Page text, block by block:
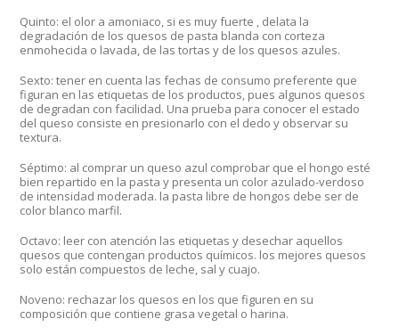
Quinto: el olor a amoniaco, si es muy fuerte , delata la
degradación de los quesos de pasta blanda con corteza
enmohecida o lavada, de las tortas y de los quesos azules.
Sexto: tener en cuenta las fechas de consumo preferente que
figuran en las etiquetas de los productos, pues algunos quesos
de degradan con facilidad. Una prueba para conocer el estado
del queso consiste en presionarlo con el dedo y observar su
textura.
Séptimo: al comprar un queso azul comprobar que el hongo esté
bien repartido en la pasta y presenta un color azulado-verdoso
de intensidad moderada. la pasta libre de hongos debe ser de
color blanco marfil.
Octavo: leer con atención las etiquetas y desechar aquellos
quesos que contengan productos químicos. los mejores quesos
solo están compuestos de leche, sal y cuajo.
Noveno: rechazar los quesos en los que figuren en su
composición que contiene grasa vegetal o harina.